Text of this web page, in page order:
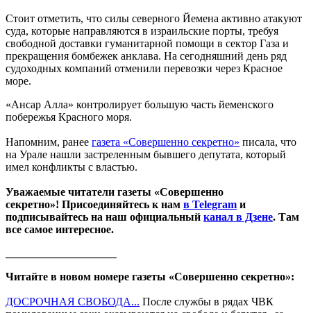
Стоит отметить, что силы северного Йемена активно атакуют
суда, которые направляются в израильские порты, требуя
свободной доставки гуманитарной помощи в сектор Газа и
прекращения бомбежек анклава. На сегодняшний день ряд
судоходных компаний отменили перевозки через Красное
море.
«Ансар Алла» контролирует большую часть йеменского
побережья Красного моря.
Напомним, ранее газета «Совершенно секретно» писала, что
на Урале нашли застреленным бывшего депутата, который
имел конфликты с властью.
Уважаемые читатели газеты «Совершенно
секретно»! Присоединяйтесь к нам в Telegram и
подписывайтесь на наш официальный канал в Дзене. Там
все самое интересное.
Читайте в новом номере газеты «Совершенно секретно»:
ДОСРОЧНАЯ СВОБОДА... После службы в рядах ЧВК